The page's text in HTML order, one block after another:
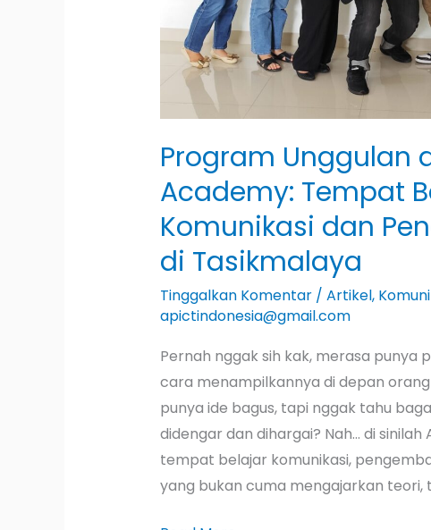
Program Unggulan
Academy: Tempat
Komunikasi dan
di Tasikmalaya
Tinggalkan Komentar / Artikel,
apictindonesia@gmail.com
Pernah nggak sih kak, merasa punya
cara menampilkannya di depan
punya ide bagus, tapi nggak tahu
didengar dan dihargai? Nah… di
tempat belajar komunikasi,
yang bukan cuma mengajarkan teori,
Pengembangan
Tasikmalaya